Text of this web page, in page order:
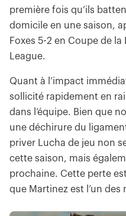
première fois qu’ils
domicile en une saison,
Foxes 5-2 en Coupe de
League.
Quant à l’impact
sollicité rapidement en
dans l’équipe. Bien que
une déchirure du
priver Lucha de jeu non
cette saison, mais
prochaine. Cette perte
que Martinez est l’un des